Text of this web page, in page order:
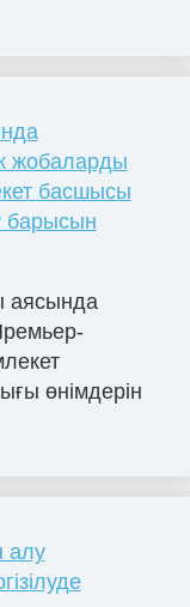
жобаларды
басшысы
барысын
аясында
өнімдерін
алу